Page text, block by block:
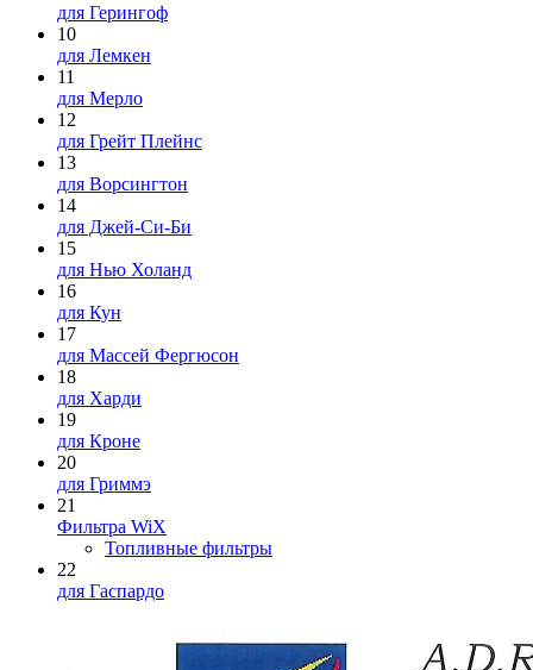
для Герингоф
10
для Лемкен
11
для Мерло
12
для Грейт Плейнс
13
для Ворсингтон
14
для Джей-Си-Би
15
для Нью Холанд
16
для Кун
17
для Массей Фергюсон
18
для Харди
19
для Кроне
20
для Гриммэ
21
Фильтра WiX
Топливные фильтры
22
для Гаспардо